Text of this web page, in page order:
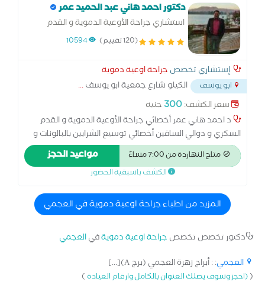
دكتور احمد هاني عبد الحميد عمر
استشاري جراحة الأوعية الدموية و القدم
السكري و دوالي الساقين
(120 تقييم) 10594
إستشاري تخصص جراحة اوعية دموية
ابو يوسف الكيلو شارع جمعية ابو يوسف
...
سعر الكشف:300 جنيه
د احمد هاني عمر أخصائي جراحة الأوعية الدموية و القدم
السكري و دوالي الساقين أخصائي توسيع الشرايين بالبالونات و
الدعامات ماجستير الجراحة العامة و جراحة الاوعية الدموية
جامعة الاسكندرية عضو الجمعية الاوروبية لجراحة الاوعية
الدموية عضو الجمعية المصرية لعلوم الاوعية الدموية عضو
متاح النهاردة من 7:00 مساءً مواعيد الحجز
الكشف باسبقية الحضور
المزيد من اطباء جراحة اوعية دموية في العجمي
دكتور تخصص تخصص جراحة اوعية دمويةفيالعجمي
العجمي: : أبراج زهرة العجمي (برج A)[...]
((احجز وسوف يصلك العنوان بالكامل وارقام العيادة)